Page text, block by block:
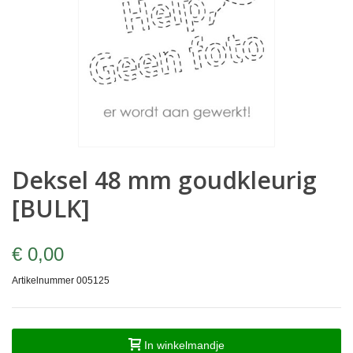
Deksel 48 mm goudkleurig
[BULK]
€ 0,00
Artikelnummer 005125
In winkelmandje